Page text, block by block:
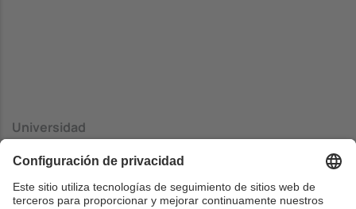
Universidad
Informática de San Sebastián
Centrado